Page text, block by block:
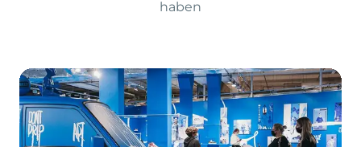
haben